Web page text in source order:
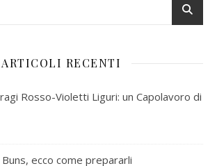
ARTICOLI RECENTI
Rosso-Violetti Liguri: un Capolavoro di
ecco come prepararli